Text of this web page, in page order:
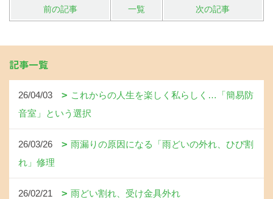
前の記事 一覧 次の記事
記事一覧
26/04/03
これからの人生を楽しく私らしく…「簡易防
音室」という選択
26/03/26
雨漏りの原因になる「雨どいの外れ、ひび割
れ」修理
26/02/21 雨どい割れ、受け金具外れ